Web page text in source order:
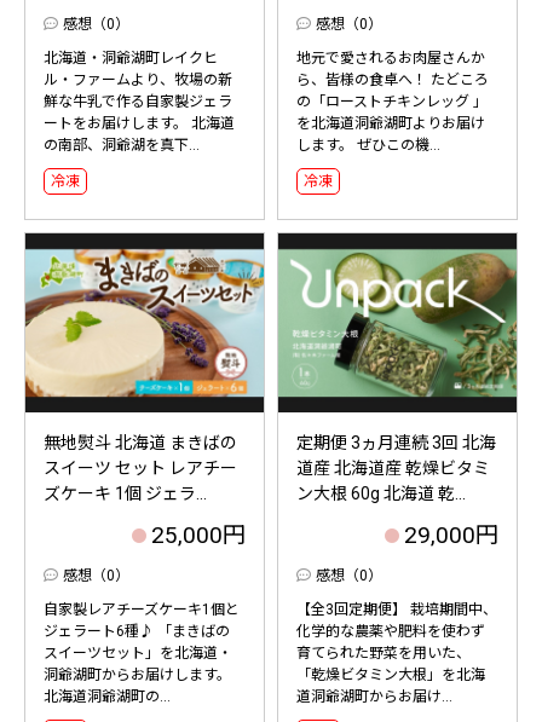
感想（0）
北海道・洞爺湖町レイクヒ
ル・ファームより、牧場の新
鮮な牛乳で作る自家製ジェラ
ートをお届けします。 北海道
の南部、洞爺湖を真下...
冷凍
感想（0）
地元で愛されるお肉屋さんか
ら、皆様の食卓へ！ たどころ
の「ローストチキンレッグ 」
を北海道洞爺湖町よりお届け
します。 ぜひこの機...
冷凍
無地熨斗 北海道 まきばの
スイーツ セット レアチー
ズケーキ 1個 ジェラ...
25,000円
感想（0）
自家製レアチーズケーキ1個と
ジェラート6種♪ 「まきばの
スイーツセット」を北海道・
洞爺湖町からお届けします。
北海道洞爺湖町の...
定期便 3ヵ月連続 3回 北海
道産 北海道産 乾燥ビタミ
ン大根 60g 北海道 乾...
29,000円
感想（0）
【全3回定期便】 栽培期間中、
化学的な農薬や肥料を使わず
育てられた野菜を用いた、
「乾燥ビタミン大根」を北海
道洞爺湖町からお届け...